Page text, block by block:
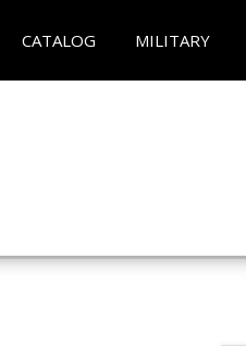
CATALOG MILITARY